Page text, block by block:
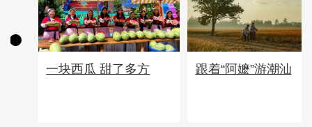
一块西瓜 甜了多方 跟着“阿嬷”游潮汕